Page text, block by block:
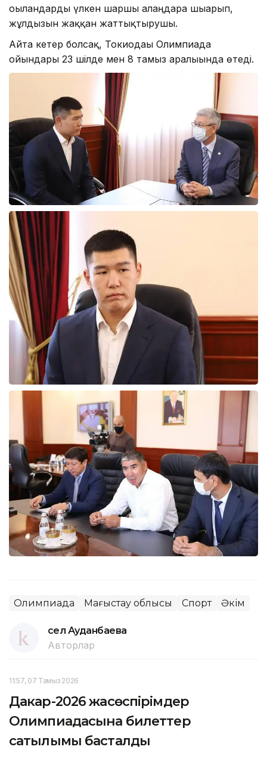
оғыландарды үлкен шаршы алаңдарға шығарып,
жұлдызын жаққан жаттықтырушы.
Айта кетер болсақ, Токиодағы Олимпиада
ойындары 23 шілде мен 8 тамыз аралығында өтеді.
Олимпиада Маңғыстау облысы Спорт Әкім
Әсел Ауданбаева
Авторлар
11:57, 07 Тамыз 2026
Дакар-2026 жасөспірімдер
Олимпиадасына билеттер
сатылымы басталды